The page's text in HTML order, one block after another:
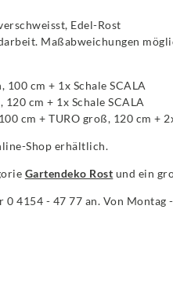
Edel-Rost
Maßabweichungen
100 cm + 1x Schale SCALA
cm + 1x Schale SCALA
cm + TURO groß, 120 cm +
Shop erhältlich.
Gartendeko Rost und ein
0 4154 - 47 77 an. Von